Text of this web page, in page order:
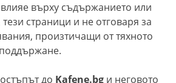
върху съдържанието или
страници и не отговаря за
произтичащи от тяхното
до Kafene.bg и неговото